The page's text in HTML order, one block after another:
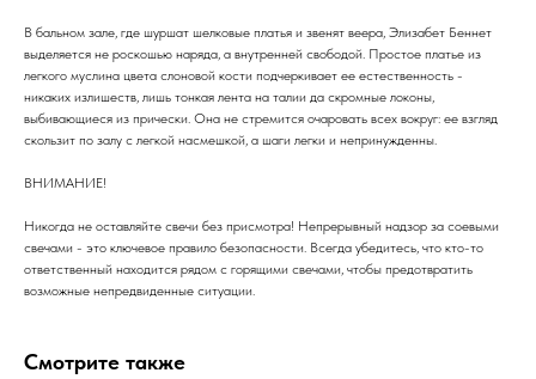
В бальном зале, где шуршат шелковые платья и звенят веера, Элизабет Беннет
выделяется не роскошью наряда, а внутренней свободой. Простое платье из
легкого муслина цвета слоновой кости подчеркивает ее естественность -
никаких излишеств, лишь тонкая лента на талии да скромные локоны,
выбивающиеся из прически. Она не стремится очаровать всех вокруг: ее взгляд
скользит по залу с легкой насмешкой, а шаги легки и непринужденны.
ВНИМАНИЕ!
Никогда не оставляйте свечи без присмотра! Непрерывный надзор за соевыми
свечами - это ключевое правило безопасности. Всегда убедитесь, что кто-то
ответственный находится рядом с горящими свечами, чтобы предотвратить
возможные непредвиденные ситуации.
Смотрите также